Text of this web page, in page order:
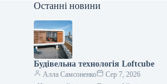
Останні новини
Будівельна технологія Loftcube
Алла Самсоненко
Сер 7, 2026